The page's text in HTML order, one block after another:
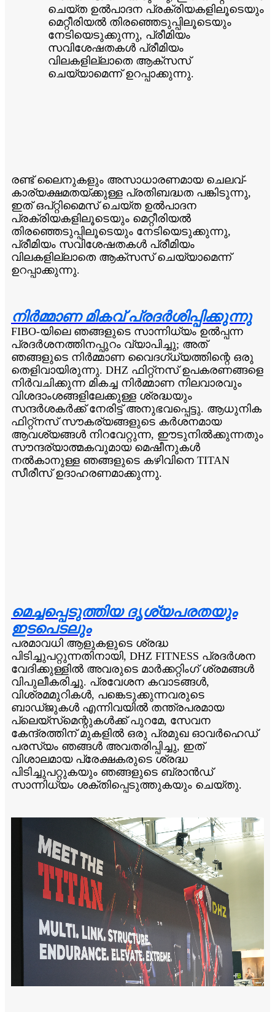
ചെയ്ത ഉൽ‌പാദന പ്രക്രിയകളിലൂടെയും
മെറ്റീരിയൽ തിരഞ്ഞെടുപ്പിലൂടെയും
നേടിയെടുക്കുന്നു, പ്രീമിയം
സവിശേഷതകൾ പ്രീമിയം
വിലകളില്ലാതെ ആക്‌സസ്
ചെയ്യാമെന്ന് ഉറപ്പാക്കുന്നു.
രണ്ട് ലൈനുകളും അസാധാരണമായ ചെലവ്-
കാര്യക്ഷമതയ്ക്കുള്ള പ്രതിബദ്ധത പങ്കിടുന്നു,
ഇത് ഒപ്റ്റിമൈസ് ചെയ്ത ഉൽ‌പാദന
പ്രക്രിയകളിലൂടെയും മെറ്റീരിയൽ
തിരഞ്ഞെടുപ്പിലൂടെയും നേടിയെടുക്കുന്നു,
പ്രീമിയം സവിശേഷതകൾ പ്രീമിയം
വിലകളില്ലാതെ ആക്‌സസ് ചെയ്യാമെന്ന്
ഉറപ്പാക്കുന്നു.
നിർമ്മാണ മികവ് പ്രദർശിപ്പിക്കുന്നു
FIBO-യിലെ ഞങ്ങളുടെ സാന്നിധ്യം ഉൽപ്പന്ന
പ്രദർശനത്തിനപ്പുറം വ്യാപിച്ചു; അത്
ഞങ്ങളുടെ നിർമ്മാണ വൈദഗ്ധ്യത്തിന്റെ ഒരു
തെളിവായിരുന്നു. DHZ ഫിറ്റ്നസ് ഉപകരണങ്ങളെ
നിർവചിക്കുന്ന മികച്ച നിർമ്മാണ നിലവാരവും
വിശദാംശങ്ങളിലേക്കുള്ള ശ്രദ്ധയും
സന്ദർശകർക്ക് നേരിട്ട് അനുഭവപ്പെട്ടു. ആധുനിക
ഫിറ്റ്നസ് സൗകര്യങ്ങളുടെ കർശനമായ
ആവശ്യങ്ങൾ നിറവേറ്റുന്ന, ഈടുനിൽക്കുന്നതും
സൗന്ദര്യാത്മകവുമായ മെഷീനുകൾ
നൽകാനുള്ള ഞങ്ങളുടെ കഴിവിനെ TITAN
സീരീസ് ഉദാഹരണമാക്കുന്നു.
മെച്ചപ്പെടുത്തിയ ദൃശ്യപരതയും
ഇടപെടലും
പരമാവധി ആളുകളുടെ ശ്രദ്ധ
പിടിച്ചുപറ്റുന്നതിനായി, DHZ FITNESS പ്രദർശന
വേദിക്കുള്ളിൽ അവരുടെ മാർക്കറ്റിംഗ് ശ്രമങ്ങൾ
വിപുലീകരിച്ചു. പ്രവേശന കവാടങ്ങൾ,
വിശ്രമമുറികൾ, പങ്കെടുക്കുന്നവരുടെ
ബാഡ്ജുകൾ എന്നിവയിൽ തന്ത്രപരമായ
പ്ലെയ്‌സ്‌മെന്റുകൾക്ക് പുറമേ, സേവന
കേന്ദ്രത്തിന് മുകളിൽ ഒരു പ്രമുഖ ഓവർഹെഡ്
പരസ്യം ഞങ്ങൾ അവതരിപ്പിച്ചു, ഇത്
വിശാലമായ പ്രേക്ഷകരുടെ ശ്രദ്ധ
പിടിച്ചുപറ്റുകയും ഞങ്ങളുടെ ബ്രാൻഡ്
സാന്നിധ്യം ശക്തിപ്പെടുത്തുകയും ചെയ്തു.